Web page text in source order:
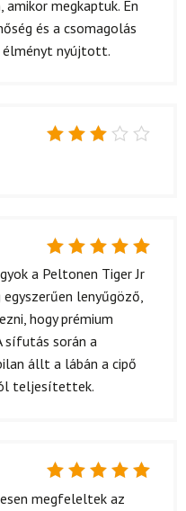
megkaptuk. Én
és a csomagolás
nyújtott.
Értékelés:
a Peltonen Tiger Jr
lenyűgöző,
hogy prémium
sífutás során a
állt a lábán a cipő
teljesítettek.
Értékelés:
megfeleltek az